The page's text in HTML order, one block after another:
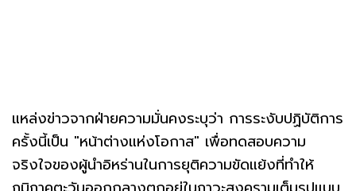
แหล่งข่าวจากฝ่ายความมั่นคงระบุว่า การระงับปฏิบัติการ
ครั้งนี้เป็น "หน้าต่างแห่งโอกาส" เพื่อทดสอบความ
จริงใจของผู้นำอิหร่านในการยุติความขัดแย้งที่ทำให้